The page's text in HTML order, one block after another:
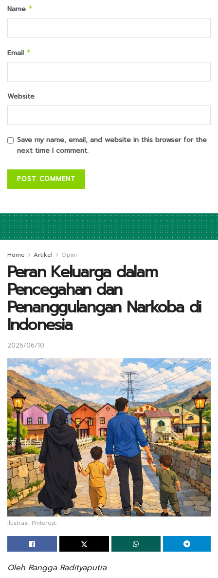
Name *
Email *
Website
Save my name, email, and website in this browser for the
next time I comment.
Home Artikel Opini
Peran Keluarga dalam
Pencegahan dan
Penanggulangan Narkoba di
Indonesia
2026/06/10
Ilustrasi: Pinterest.
Oleh Rangga Radityaputra